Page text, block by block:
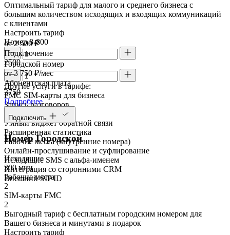
Оптимальный тариф для малого и среднего бизнеса с
большим количеством исходящих и входящих коммуникаций
с клиентами
Настроить тариф
Номер 8-800
Городской номер
Другие услуги в тарифе:
FMC SIM-карты для бизнеса
Запись разговоров
Речевая аналитика
Умный виджет обратной связи
Расширенная статистика
Рабочие места (внутренние номера)
Онлайн-прослушивание и суфлирование
Исходящие SMS с альфа-именем
Интеграция со сторонними CRM
Внешний SIP ID
от 2 500 ₽
Подключение
2500
от 3 750 ₽/мес
Абонентская плата
3750
Подробнее
Подключить
Номер Городской
Исходящие
300 мин
Рабочие места
2
SIM-карты FMC
2
Выгодный тариф с бесплатным городским номером для
Вашего бизнеса и минутами в подарок
Настроить тариф